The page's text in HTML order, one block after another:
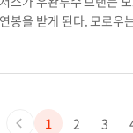
다. 이 구장들은 AT&T파
무덤'이다. 애리조나
지만 최근엔 중립적인 구장으
약했지만 건강 문제로 인해 지난해
1 2 3